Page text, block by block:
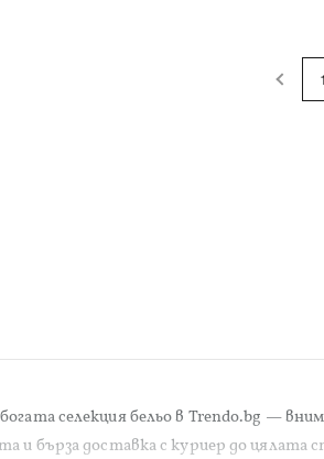
1
селекция бельо в Trendo.bg —
и бърза доставка с куриер до цялата